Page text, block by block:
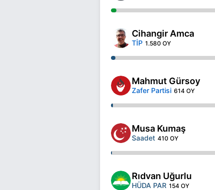
Cihangir Amca
TİP 1.580 OY
Mahmut Gürsoy
Zafer Partisi 614 OY
Musa Kumaş
Saadet 410 OY
Rıdvan Uğurlu
HÜDA PAR 154 OY